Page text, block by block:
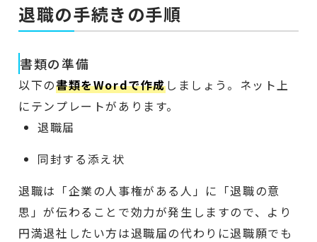
退職の手続きの手順
書類の準備
以下の書類をWordで作成しましょう。ネット上
にテンプレートがあります。
退職届
同封する添え状
退職は「企業の人事権がある人」に「退職の意
思」が伝わることで効力が発生しますので、より
円満退社したい方は退職届の代わりに退職願でも